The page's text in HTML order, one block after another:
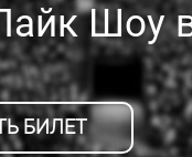
Шоу
БИЛЕТ